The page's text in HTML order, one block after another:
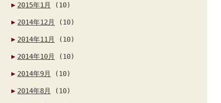
2015年1月 (10)
2014年12月 (10)
2014年11月 (10)
2014年10月 (10)
2014年9月 (10)
2014年8月 (10)